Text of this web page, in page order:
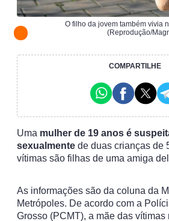
O filho da jovem também vivia
(Reprodução/
COMPARTILHE
Uma mulher de 19 anos é
sexualmente de duas crianças de
vítimas são filhas de uma amiga
As informações são da coluna da
Metrópoles. De acordo com a
Grosso (PCMT), a mãe das vítimas